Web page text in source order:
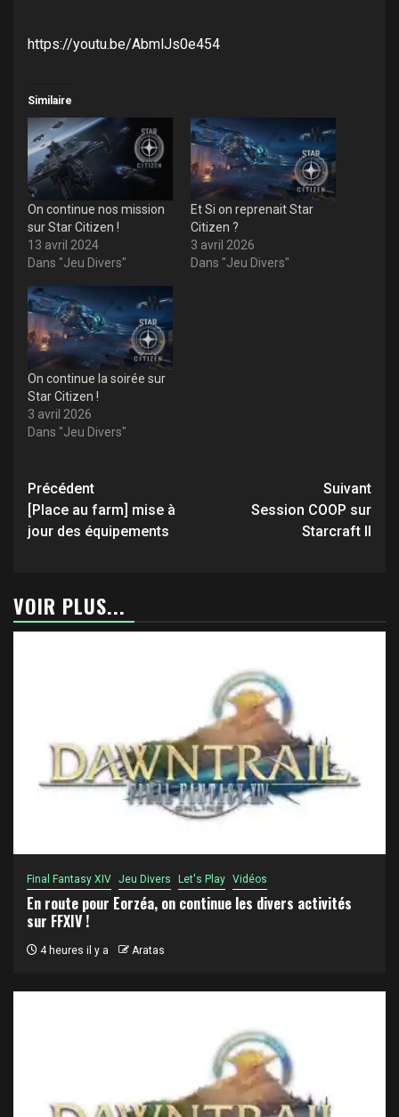
https://youtu.be/AbmlJs0e454
Similaire
On continue nos mission
sur Star Citizen !
13 avril 2024
Dans "Jeu Divers"
Et Si on reprenait Star
Citizen ?
3 avril 2026
Dans "Jeu Divers"
On continue la soirée sur
Star Citizen !
3 avril 2026
Dans "Jeu Divers"
Navigation
d’article
Précédent
[Place au farm] mise à
jour des équipements
Suivant
Session COOP sur
Starcraft II
VOIR PLUS...
Final Fantasy XIV Jeu Divers Let's Play Vidéos
En route pour Eorzéa, on continue les divers activités
sur FFXIV !
4 heures il y a Aratas